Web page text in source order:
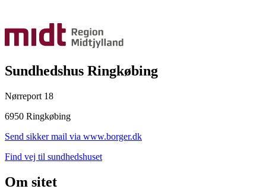
Sundhedshus Ringkøbing
Nørreport 18
6950 Ringkøbing
Send sikker mail via www.borger.dk
Find vej til sundhedshuset
Om sitet